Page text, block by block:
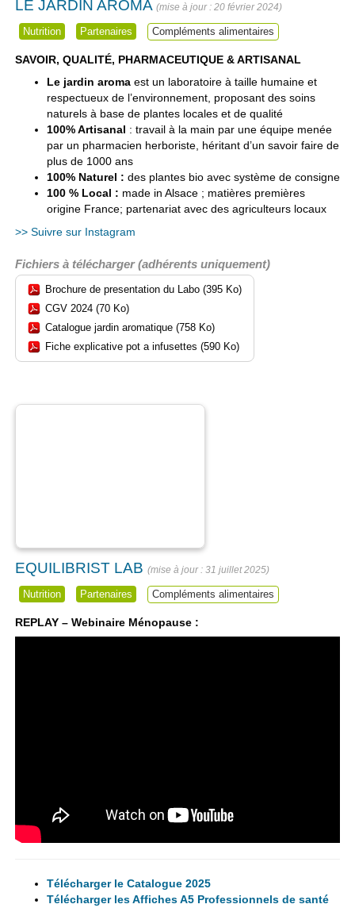
LE JARDIN AROMA 20 février 2024
Nutrition Partenaires Compléments alimentaires
SAVOIR, QUALITÉ, PHARMACEUTIQUE & ARTISANAL
Le jardin aroma est un laboratoire à taille humaine et
respectueux de l’environnement, proposant des soins
naturels à base de plantes locales et de qualité
100% Artisanal : travail à la main par une équipe menée
par un pharmacien herboriste, héritant d’un savoir faire de
plus de 1000 ans
100% Naturel : des plantes bio avec système de consigne
100 % Local : made in Alsace ; matières premières
origine France; partenariat avec des agriculteurs locaux
>> Suivre sur Instagram
Fichiers à télécharger (adhérents uniquement)
Brochure de presentation du Labo (395 Ko)
CGV 2024 (70 Ko)
Catalogue jardin aromatique (758 Ko)
Fiche explicative pot a infusettes (590 Ko)
EQUILIBRIST LAB 31 juillet 2025
Nutrition Partenaires Compléments alimentaires
REPLAY – Webinaire Ménopause :
Télécharger le Catalogue 2025
Télécharger les Affiches A5 Professionnels de santé